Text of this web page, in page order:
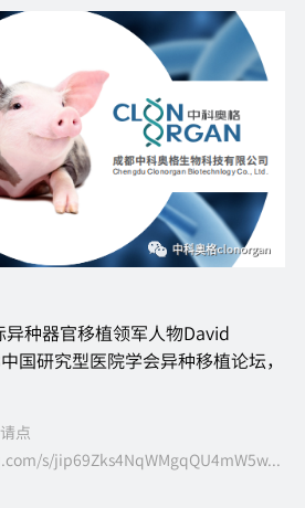
种器官移植领军人物David
国研究型医院学会异种移植论坛，
点
s/jip69Zks4NqWMgqQU4mW5w...